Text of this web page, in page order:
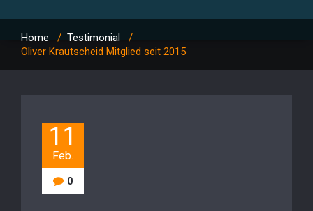
Home / Testimonial /
Oliver Krautscheid Mitglied seit 2015
11
Feb.
0